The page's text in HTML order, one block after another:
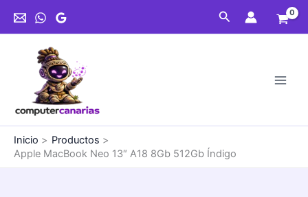
Buscar
Inicio
Productos
Apple MacBook Neo 13″ A18 8Gb 512Gb Índigo